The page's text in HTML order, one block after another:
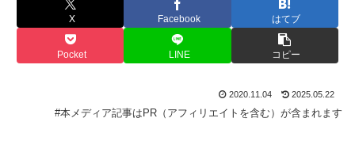
X Facebook はてブ
Pocket LINE コピー
2020.11.04 2025.05.22
#本メディア記事はPR（アフィリエイトを含む）が含まれます